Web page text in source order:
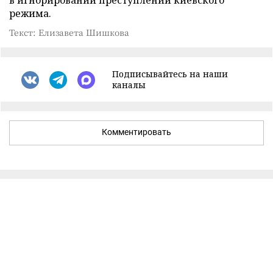
режима.
Текст: Елизавета Шишкова
Подписывайтесь на наши
каналы
Комментировать